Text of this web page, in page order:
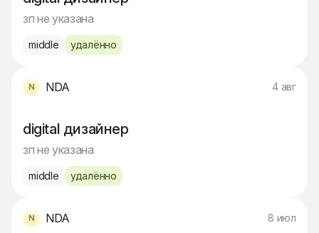
зп не указана
middle удалённо
NDA 4 авг
digital дизайнер
зп не указана
middle удалённо
NDA 8 июл